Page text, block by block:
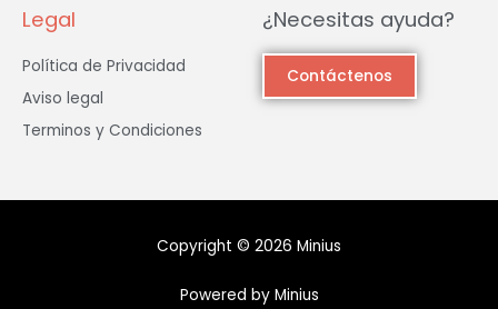
Legal
Política de Privacidad
Aviso legal
Terminos y Condiciones
¿Necesitas ayuda?
Contáctenos
Copyright © 2026 Minius
Powered by Minius